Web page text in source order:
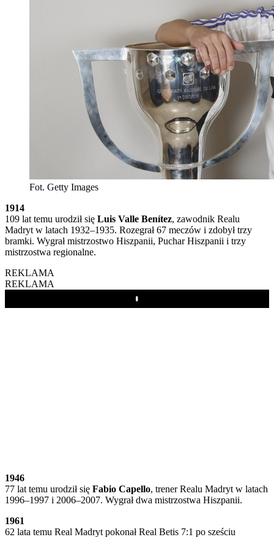
Fot. Getty Images
1914
109 lat temu urodził się Luis Valle Benítez, zawodnik Realu
Madryt w latach 1932–1935. Rozegrał 67 meczów i zdobył trzy
bramki. Wygrał mistrzostwo Hiszpanii, Puchar Hiszpanii i trzy
mistrzostwa regionalne.
REKLAMA
REKLAMA
Play
1946
77 lat temu urodził się Fabio Capello, trener Realu Madryt w latach
1996–1997 i 2006–2007. Wygrał dwa mistrzostwa Hiszpanii.
1961
62 lata temu Real Madryt pokonał Real Betis 7:1 po sześciu